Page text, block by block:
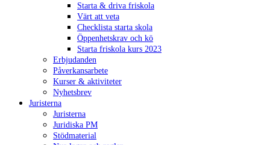
Starta & driva friskola
Värt att veta
Checklista starta skola
Öppenhetskrav och kö
Starta friskola kurs 2023
Erbjudanden
Påverkansarbete
Kurser & aktiviteter
Nyhetsbrev
Juristerna
Juristerna
Juridiska PM
Stödmaterial